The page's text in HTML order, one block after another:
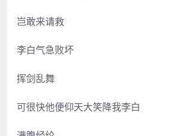
岂敢来请救
李白气急败坏
挥剑乱舞
可很快他便仰天大笑降我李白